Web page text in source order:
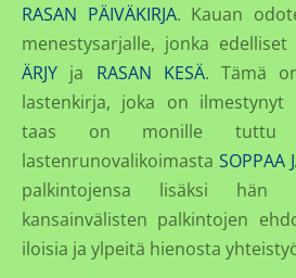
RASAN PÄIVÄKIRJA. Kauan
menestysarjalle, jonka
ÄRJY ja RASAN KESÄ. Tämä
lastenkirja, joka on ilmestynyt
taas on monille tuttu
lastenrunovalikoimasta SOPPAA
palkintojensa lisäksi
kansainvälisten palkintojen
iloisia ja ylpeitä hienosta